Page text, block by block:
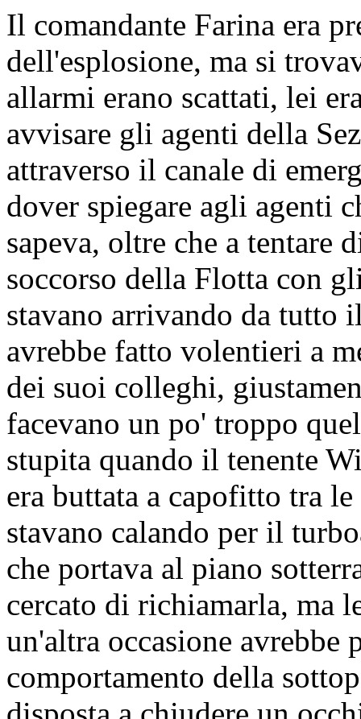
Il comandante Farina era
dell'esplosione, ma si
allarmi erano scattati, lei
avvisare gli agenti della
attraverso il canale di
dover spiegare agli agenti
sapeva, oltre che a tentare
soccorso della Flotta con
stavano arrivando da tutto
avrebbe fatto volentieri a
dei suoi colleghi,
facevano un po' troppo
stupita quando il tenente
era buttata a capofitto tra
stavano calando per il
che portava al piano
cercato di richiamarla, ma
un'altra occasione avrebbe
comportamento della